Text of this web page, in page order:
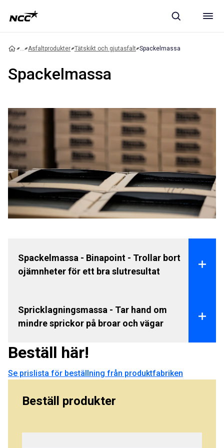
... Asfaltprodukter Tätskikt och gjutasfalt Spackelmassa
Spackelmassa
Spackelmassa - Binapoint - Trollar bort
ojämnheter för ett bra slutresultat
tätskiktsmontage. Binapont slätar effektivt ut
Spricklagningsmassa - Tar hand om
mindre sprickor på broar och vägar
Beställ här!
Se prislista för beställning från produktfabriken
Beställ produkter